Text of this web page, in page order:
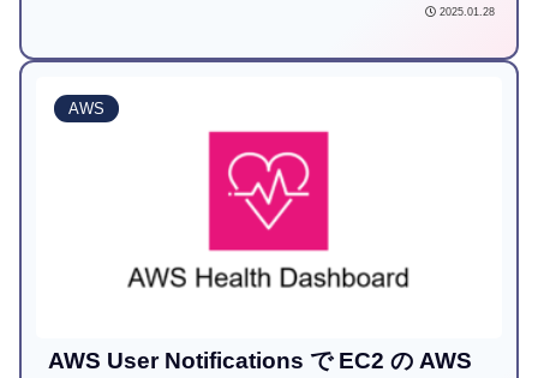
2025.01.28
AWS
AWS User Notifications で EC2 の AWS